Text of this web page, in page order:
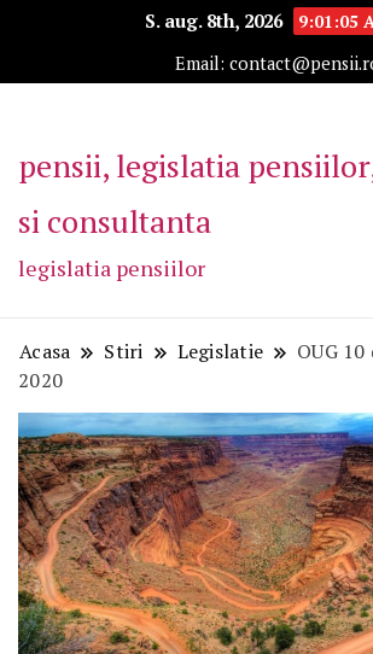
S. aug. 8th, 2026
9:01:06
Email:
pensii, legislatia
si consultanta
legislatia pensiilor
Acasa Stiri Legislatie
OUG
2020